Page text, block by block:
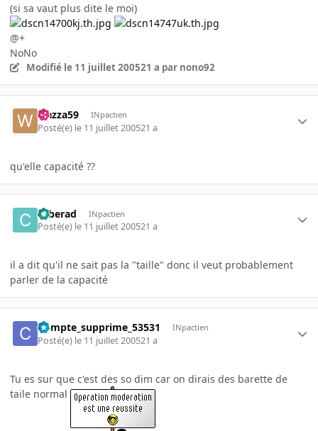
(si sa vaut plus dite le moi)
@+
NoNo
Modifié le 11 juillet 200521 a par nono92
wazza59 INpactien
Posté(e) le 11 juillet 200521 a
qu'elle capacité ??
cyberad INpactien
Posté(e) le 11 juillet 200521 a
il a dit qu'il ne sait pas la "taille" donc il veut probablement
parler de la capacité
Compte_supprime_53531 INpactien
Posté(e) le 11 juillet 200521 a
Tu es sur que c'est des so dim car on dirais des barette de
taile normal